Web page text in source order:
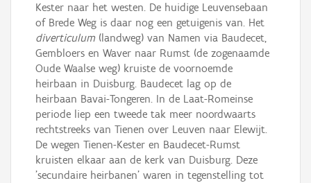
Kester naar het westen. De huidige Leuvensebaan
of Brede Weg is daar nog een getuigenis van. Het
diverticulum (landweg) van Namen via Baudecet,
Gembloers en Waver naar Rumst (de zogenaamde
Oude Waalse weg) kruiste de voornoemde
heirbaan in Duisburg. Baudecet lag op de
heirbaan Bavai-Tongeren. In de Laat-Romeinse
periode liep een tweede tak meer noordwaarts
rechtstreeks van Tienen over Leuven naar Elewijt.
De wegen Tienen-Kester en Baudecet-Rumst
kruisten elkaar aan de kerk van Duisburg. Deze
'secundaire heirbanen' waren in tegenstelling tot